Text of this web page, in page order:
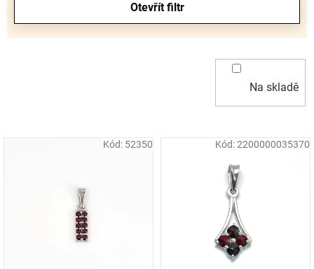
Na skladě
Otevřít filtr
s
k
Kód: 52350 Kód:2200000035370